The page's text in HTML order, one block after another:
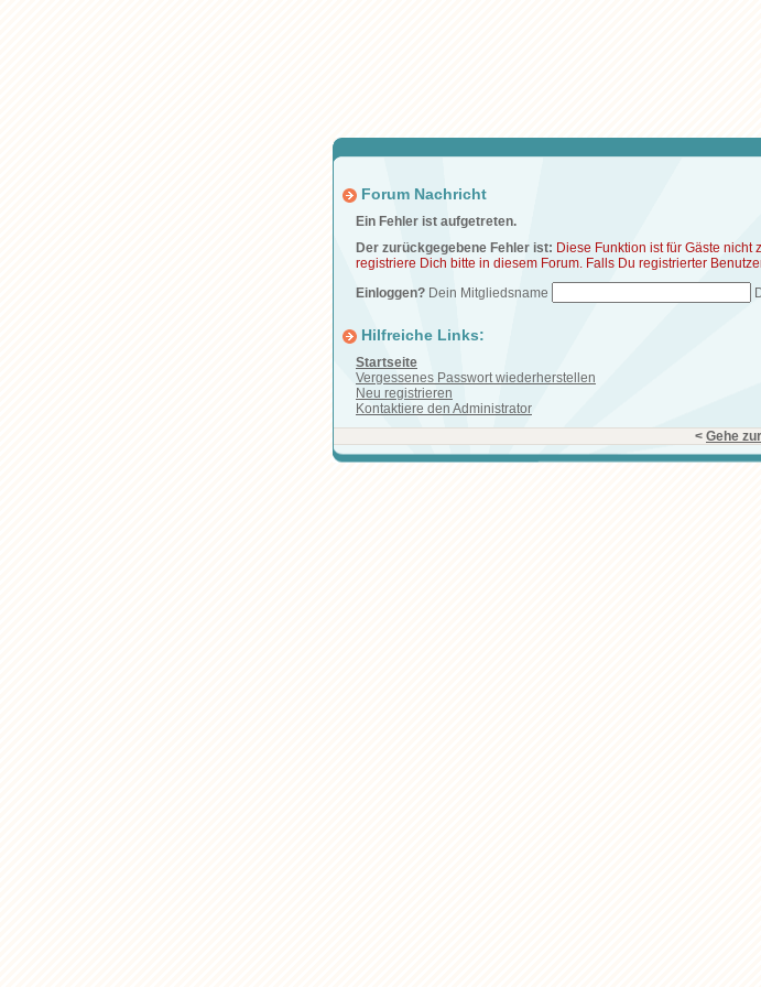
Forum Nachricht
Ein Fehler ist aufgetreten.
Der zurückgegebene Fehler ist: Diese Funktion ist für Gäste
registriere Dich bitte in diesem Forum. Falls Du registrierter
Einloggen? Dein Mitgliedsname
Hilfreiche Links:
Startseite
Vergessenes Passwort wiederherstellen
Neu registrieren
Kontaktiere den Administrator
< Gehe